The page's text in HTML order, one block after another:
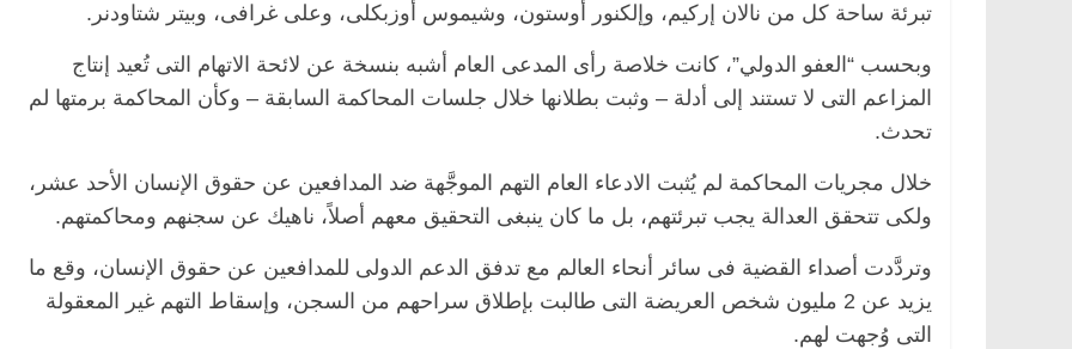
تبرئة ساحة كل من نالان إركيم، وإلكنور أوستون، وشيموس أوزبكلى، وعلى غرافى، وبيتر شتاودنر.
وبحسب “العفو الدولي”، كانت خلاصة رأى المدعى العام أشبه بنسخة عن لائحة الاتهام التى تُعيد إنتاج
المزاعم التى لا تستند إلى أدلة – وثبت بطلانها خلال جلسات المحاكمة السابقة – وكأن المحاكمة برمتها لم
تحدث.
خلال مجريات المحاكمة لم يُثبت الادعاء العام التهم الموجَّهة ضد المدافعين عن حقوق الإنسان الأحد عشر،
ولكى تتحقق العدالة يجب تبرئتهم، بل ما كان ينبغى التحقيق معهم أصلاً، ناهيك عن سجنهم ومحاكمتهم.
وتردَّدت أصداء القضية فى سائر أنحاء العالم مع تدفق الدعم الدولى للمدافعين عن حقوق الإنسان، وقع ما
يزيد عن 2 مليون شخص العريضة التى طالبت بإطلاق سراحهم من السجن، وإسقاط التهم غير المعقولة
التى وُجهت لهم.